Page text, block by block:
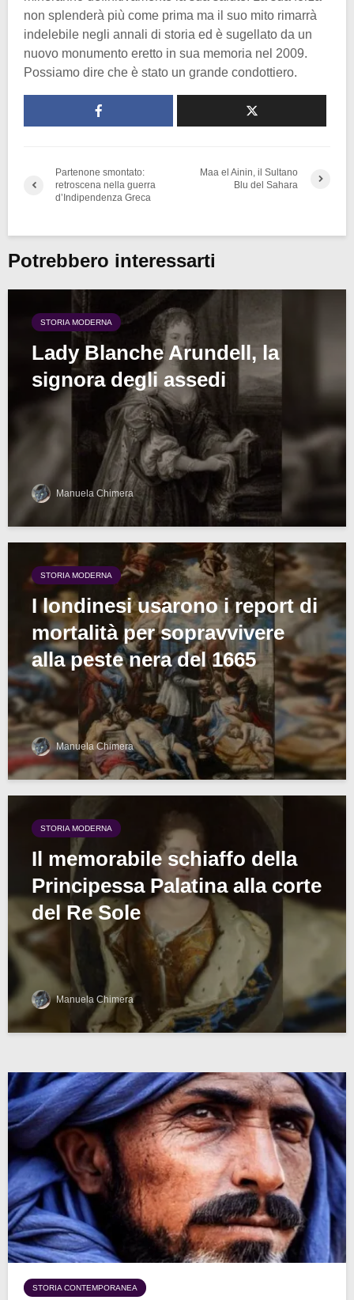
non splenderà più come prima ma il suo mito rimarrà
indelebile negli annali di storia ed è sugellato da un
nuovo monumento eretto in sua memoria nel 2009.
Possiamo dire che è stato un grande condottiero.
Partenone smontato:
retroscena nella guerra
d’Indipendenza Greca
Maa el Ainin, il Sultano
Blu del Sahara
Potrebbero interessarti
STORIA MODERNA
Lady Blanche Arundell, la
signora degli assedi
Manuela Chimera
STORIA MODERNA
I londinesi usarono i report di
mortalità per sopravvivere
alla peste nera del 1665
Manuela Chimera
STORIA MODERNA
Il memorabile schiaffo della
Principessa Palatina alla corte
del Re Sole
Manuela Chimera
STORIA CONTEMPORANEA